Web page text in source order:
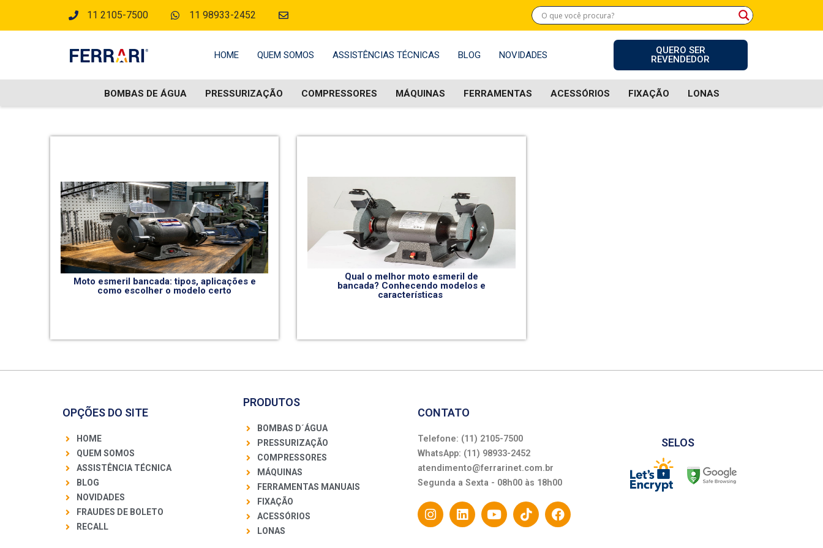
11 2105-7500 11 98933-2452
HOME QUEM SOMOS ASSISTÊNCIAS TÉCNICAS BLOG NOVIDADES
QUERO SER
REVENDEDOR
BOMBAS DE ÁGUA PRESSURIZAÇÃO COMPRESSORES MÁQUINAS FERRAMENTAS ACESSÓRIOS FIXAÇÃO LONAS
Moto esmeril bancada: tipos, aplicações e
como escolher o modelo certo
Qual o melhor moto esmeril de
bancada? Conhecendo modelos e
características
OPÇÕES DO SITE
HOME
QUEM SOMOS
ASSISTÊNCIA TÉCNICA
BLOG
NOVIDADES
FRAUDES DE BOLETO
RECALL
PRODUTOS
BOMBAS D´ÁGUA
PRESSURIZAÇÃO
COMPRESSORES
MÁQUINAS
FERRAMENTAS MANUAIS
FIXAÇÃO
ACESSÓRIOS
LONAS
CONTATO
Telefone: (11) 2105-7500
WhatsApp: (11) 98933-2452
atendimento@ferrarinet.com.br
Segunda a Sexta - 08h00 às 18h00
SELOS